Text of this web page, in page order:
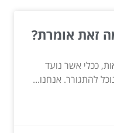
זאת אומרת?
ככלי אשר נועד
להתגורר. אנחנו...